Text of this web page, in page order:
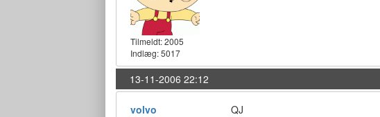
Tilmeldt:2005
Indlæg: 5017
13-11-2006 22:12
volvo QJ